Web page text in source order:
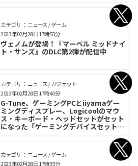
カテゴリ： ニュース / ゲーム
ヴェノムが登場！『マーベル ミッドナイ
ト・サンズ』のDLC第2弾が配信中
2023年02月28日 17時55分
カテゴリ： ニュース / ガジェット
G-Tune、ゲーミングPCとiiyamaゲー
ミングディスプレー、Logicoolのマウ
ス・キーボード・ヘッドセットがセット
になった「ゲーミングデバイスセット」
販売開始
2023年02月28日 17時40分
カテゴリ： ニュース / ゲーム
2023年02月28日 17時35分